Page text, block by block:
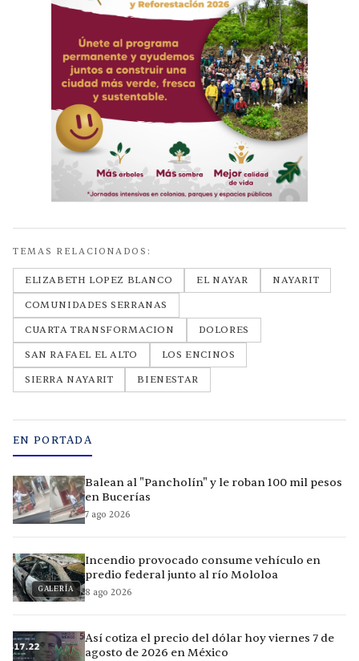
TEMAS RELACIONADOS:
ELIZABETH LOPEZ BLANCO EL NAYAR
NAYARIT
COMUNIDADES SERRANAS
CUARTA TRANSFORMACION
DOLORES
SAN RAFAEL EL ALTO
LOS ENCINOS
SIERRA NAYARIT
BIENESTAR
EN PORTADA
Balean al "Pancholín" y le roban 100 mil pesos
en Bucerías
7 ago 2026
GALERÍA
Incendio provocado consume vehículo en
predio federal junto al río Mololoa
8 ago 2026
Así cotiza el precio del dólar hoy viernes 7 de
agosto de 2026 en México